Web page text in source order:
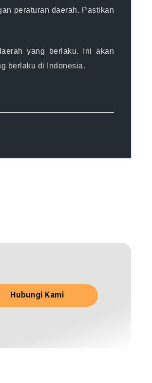
peraturan daerah. Pastikan
yang berlaku. Ini akan
berlaku di Indonesia.
Hubungi Kami